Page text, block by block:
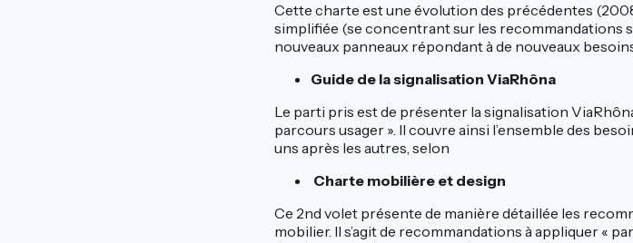
Cette charte est une évolution des précédentes
simplifiée (se concentrant sur les recommandations
nouveaux panneaux répondant à de nouveaux
Guide de la signalisation ViaRhôna
Le parti pris est de présenter la signalisation
parcours usager ». Il couvre ainsi l’ensemble des
uns après les autres, selon
Charte mobilière et design
Ce 2nd volet présente de manière détaillée les
mobilier. Il s’agit de recommandations à appliquer «